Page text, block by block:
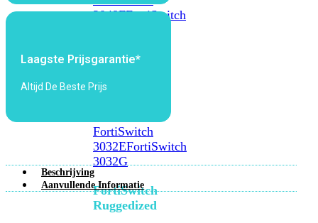
2048FFortiSwitch
3000
FortiSwitch
3032EFortiSwitch
3032G
FortiSwitch
Ruggedized
Laagste Prijsgarantie*
Altijd De Beste Prijs
Beschrijving
Aanvullende Informatie